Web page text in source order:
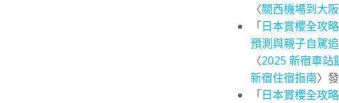
〈關西機場到大
「日本賞櫻全攻
預測與親子自駕
〈2025 新宿車站
新宿住宿指南〉
「日本賞櫻全攻